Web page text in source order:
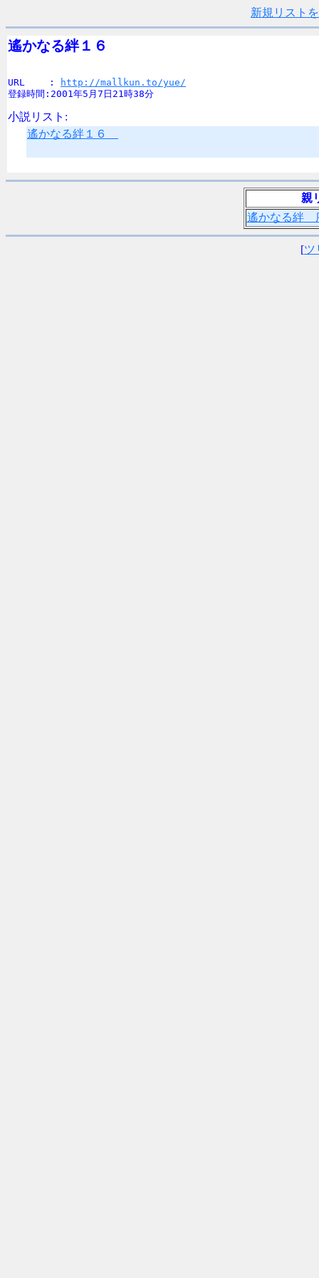
新規リスト
遙かなる絆１６
URL　　 :
http://mallkun.to/yue/
登録時間:2001年5月7日21時38分
小説リスト:
遙かなる絆１６
親
遙かなる絆
[ツ